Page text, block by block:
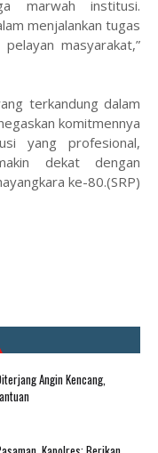
marwah institusi.
menjalankan tugas
masyarakat,”
terkandung dalam
komitmennya
yang profesional,
dekat dengan
ke-80.(SRP)
Angin Kencang,